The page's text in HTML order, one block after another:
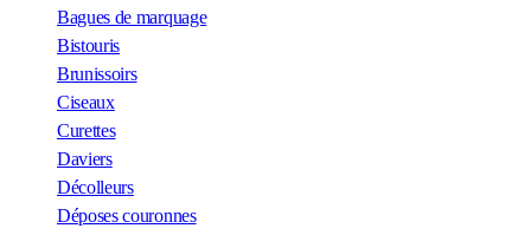
Bagues de marquage
Bistouris
Brunissoirs
Ciseaux
Curettes
Daviers
Décolleurs
Déposes couronnes